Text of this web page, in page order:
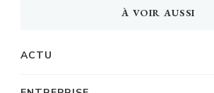
À VOIR AUSSI
ACTU